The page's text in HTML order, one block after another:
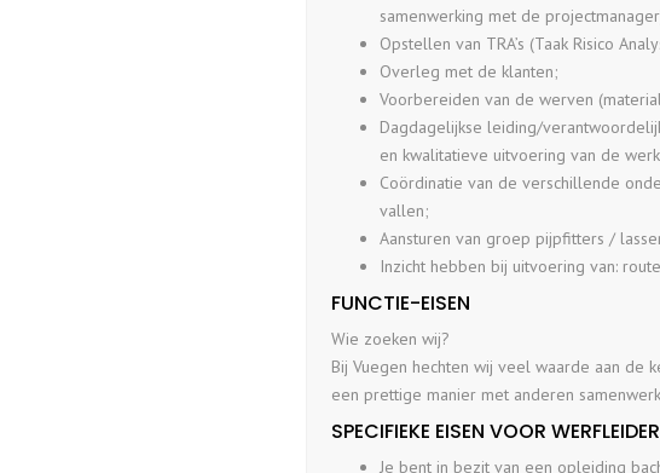
samenwerking met de
Opstellen van TRA’s (Taak Risico
Overleg met de klanten;
Voorbereiden van de werven
Dagdagelijkse leiding/
en kwalitatieve uitvoering van de
Coördinatie van de verschillende
vallen;
Aansturen van groep pijpfitters /
Inzicht hebben bij uitvoering van:
FUNCTIE-EISEN
Wie zoeken wij?
Bij Vuegen hechten wij veel waarde aan de
een prettige manier met anderen
SPECIFIEKE EISEN VOOR
Je bent in bezit van een opleiding